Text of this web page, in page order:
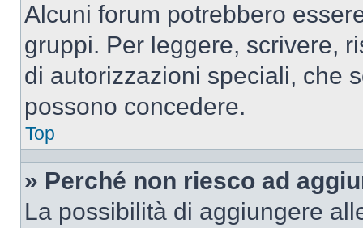
Alcuni forum potrebbero
gruppi. Per leggere, scrivere,
di autorizzazioni speciali, che
possono concedere.
Top
» Perché non riesco ad
La possibilità di aggiungere